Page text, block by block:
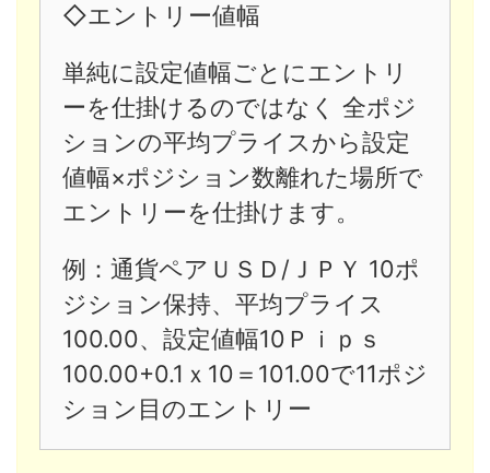
◇エントリー値幅
単純に設定値幅ごとにエントリ
ーを仕掛けるのではなく 全ポジ
ションの平均プライスから設定
値幅×ポジション数離れた場所で
エントリーを仕掛けます。
例：通貨ペアＵＳＤ/ＪＰＹ 10ポ
ジション保持、平均プライス
100.00、設定値幅10Ｐｉｐｓ
100.00+0.1ｘ10＝101.00で11ポジ
ション目のエントリー